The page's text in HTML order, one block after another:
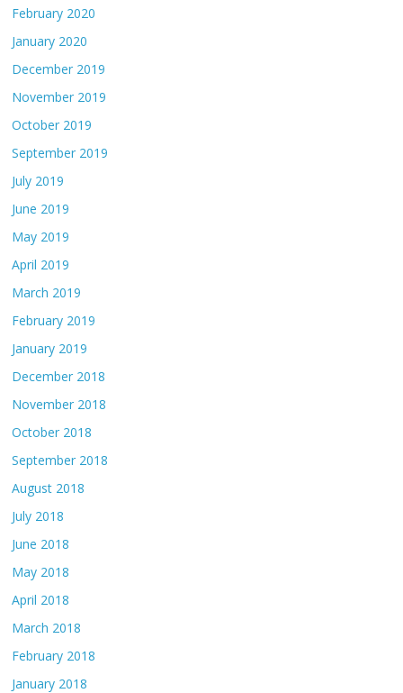
February 2020
January 2020
December 2019
November 2019
October 2019
September 2019
July 2019
June 2019
May 2019
April 2019
March 2019
February 2019
January 2019
December 2018
November 2018
October 2018
September 2018
August 2018
July 2018
June 2018
May 2018
April 2018
March 2018
February 2018
January 2018